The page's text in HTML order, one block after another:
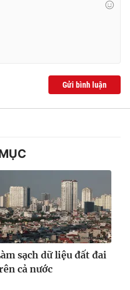
Gửi bình luận
sạch dữ liệu đất đai
cả nước